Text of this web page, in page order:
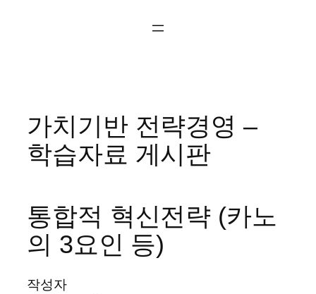
가치기반 전략경영 –
학습자료 게시판
통합적 혁신전략 (카노
의 3요인 등)
작성자